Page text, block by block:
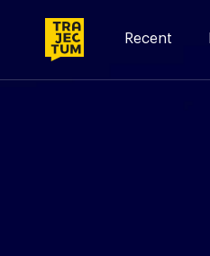
Recent